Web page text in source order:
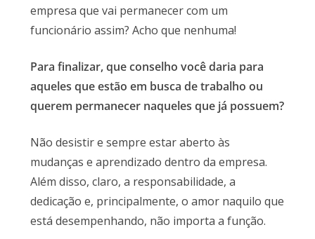
empresa que vai permanecer com um
funcionário assim? Acho que nenhuma!
Para finalizar, que conselho você daria para
aqueles que estão em busca de trabalho ou
querem permanecer naqueles que já possuem?
Não desistir e sempre estar aberto às
mudanças e aprendizado dentro da empresa.
Além disso, claro, a responsabilidade, a
dedicação e, principalmente, o amor naquilo que
está desempenhando, não importa a função.